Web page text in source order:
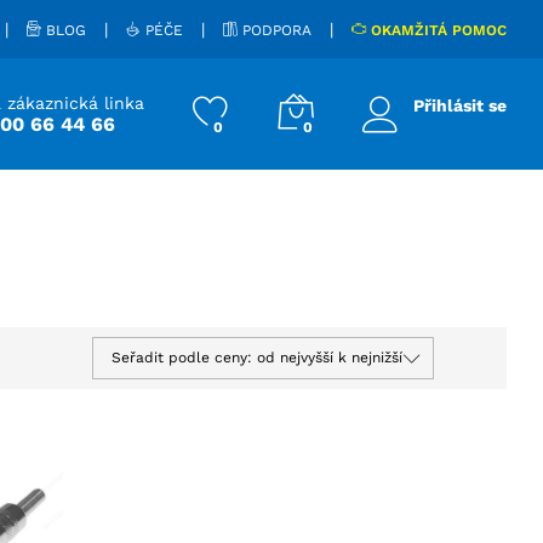
BLOG | PÉČE | PODPORA | OKAMŽITÁ POMOC
zákaznická linka
66 44 66 0 0
Přihlásit se
Seřadit podle ceny: od nejvyšší k nejnižší